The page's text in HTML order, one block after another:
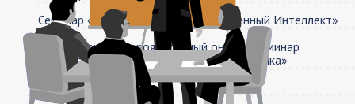
Семинар «Объяснительный Искусственный Интеллект»
Объединенный вероятностный онлайн-семинар
«Вероятность и математическая статистика»
Семинар Книгочтения